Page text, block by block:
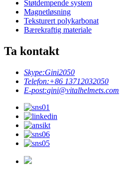
Støtdempende system
Magnetløsning
Teksturert polykarbonat
Bærekraftig materiale
Ta kontakt
Skype:Gini2050
Telefon:+86 13712032050
E-post:gini@vitalhelmets.com